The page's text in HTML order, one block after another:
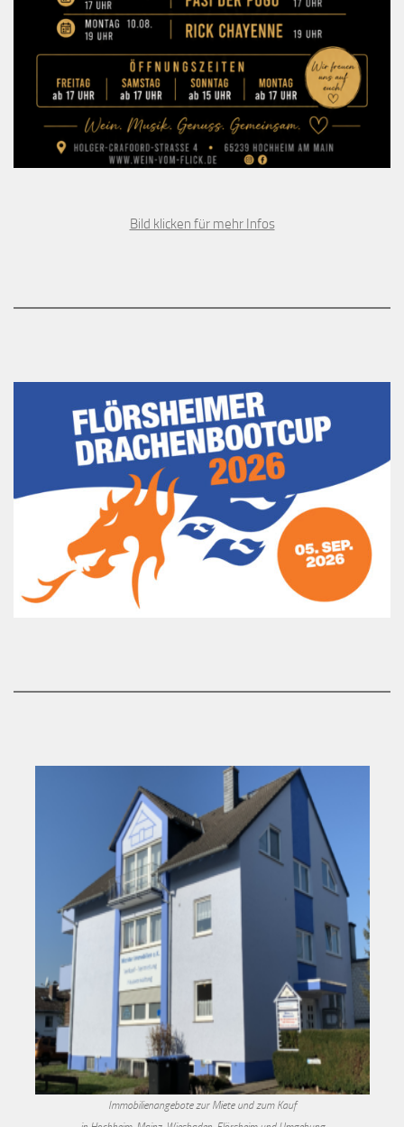
Bild klicken für mehr Infos
Immobilienangebote zur Miete und zum Kauf